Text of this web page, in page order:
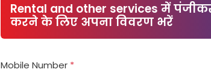
Rental and other services में
करने के लिए अपना विवरण भरें
Mobile Number *